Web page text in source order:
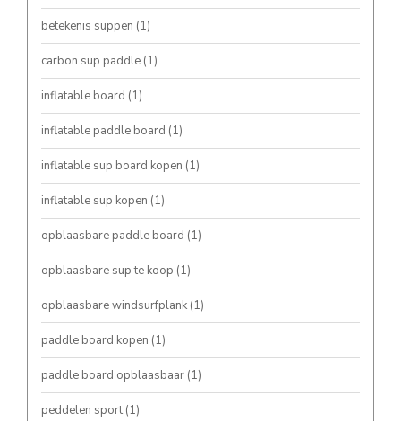
betekenis suppen (1)
carbon sup paddle (1)
inflatable board (1)
inflatable paddle board (1)
inflatable sup board kopen (1)
inflatable sup kopen (1)
opblaasbare paddle board (1)
opblaasbare sup te koop (1)
opblaasbare windsurfplank (1)
paddle board kopen (1)
paddle board opblaasbaar (1)
peddelen sport (1)